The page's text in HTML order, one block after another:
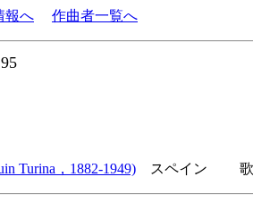
報へ 作曲者一覧へ
Turina，1882-1949) スペイン 歌